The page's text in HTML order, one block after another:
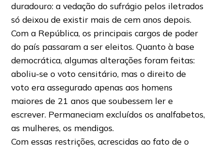
duradouro: a vedação do sufrágio pelos iletrados
só deixou de existir mais de cem anos depois.
Com a República, os principais cargos de poder
do país passaram a ser eleitos. Quanto à base
democrática, algumas alterações foram feitas:
aboliu-se o voto censitário, mas o direito de
voto era assegurado apenas aos homens
maiores de 21 anos que soubessem ler e
escrever. Permaneciam excluídos os analfabetos,
as mulheres, os mendigos.
Com essas restrições, acrescidas ao fato de o